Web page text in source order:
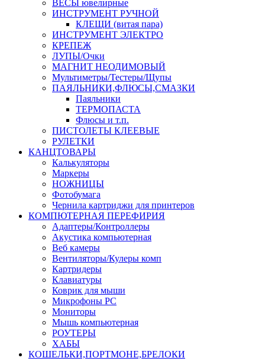
ВЕСЫ ювелирные
ИНСТРУМЕНТ РУЧНОЙ
КЛЕЩИ (витая пара)
ИНСТРУМЕНТ ЭЛЕКТРО
КРЕПЕЖ
ЛУПЫ/Очки
МАГНИТ НЕОДИМОВЫЙ
Мультиметры/Тестеры/Щупы
ПАЯЛЬНИКИ,ФЛЮСЫ,СМАЗКИ
Паяльники
ТЕРМОПАСТА
Флюсы и т.п.
ПИСТОЛЕТЫ КЛЕЕВЫЕ
РУЛЕТКИ
КАНЦТОВАРЫ
Калькуляторы
Маркеры
НОЖНИЦЫ
Фотобумага
Чернила картриджи для принтеров
КОМПЮТЕРНАЯ ПЕРЕФИРИЯ
Адаптеры/Контроллеры
Акустика компьютерная
Веб камеры
Вентиляторы/Кулеры комп
Картридеры
Клавиатуры
Коврик для мыши
Микрофоны PC
Мониторы
Мышь компьютерная
РОУТЕРЫ
ХАБЫ
КОШЕЛЬКИ,ПОРТМОНЕ,БРЕЛОКИ